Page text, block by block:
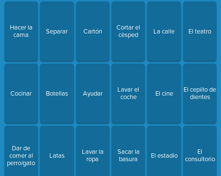
Hacer la
cama
Cocinar
Dar de
comer al
perro/gato
Separar
Botellas
Latas
Cartón
Ayudar
Lavar la
ropa
Cortar el
cèsped
Lavar el
coche
Sacar la
basura
La calle
El cine
El estadio
El teatro
El cepillo de
dientes
El
consultorio